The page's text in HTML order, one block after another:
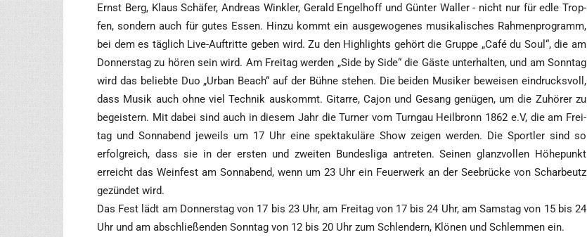
Ernst Berg, Klaus Schä­fer, Andre­as Wink­ler, Gerald Engel­hoff und Gün­ter Wal­ler - nicht nur für edle Trop­
fen, son­dern auch für gutes Essen. Hin­zu kommt ein aus­ge­wo­ge­nes musi­ka­li­sches Rah­men­pro­gramm,
bei dem es täg­lich Live-Auf­trit­te geben wird. Zu den High­lights gehört die Grup­pe „Café du Soul“, die am
Don­ners­tag zu hören sein wird. Am Frei­tag wer­den „Side by Side“ die Gäs­te unter­hal­ten, und am Sonn­tag
wird das belieb­te Duo „Urban Beach“ auf der Büh­ne ste­hen. Die bei­den Musi­ker bewei­sen ein­drucks­voll,
dass Musik auch ohne viel Tech­nik aus­kommt. Gitar­re, Cajon und Gesang genü­gen, um die Zuhö­rer zu
begeis­tern. Mit dabei sind auch in die­sem Jahr die Tur­ner vom Turn­gau Heil­bronn 1862 e.V, die am Frei­
tag und Sonn­abend jeweils um 17 Uhr eine spek­ta­ku­lä­re Show zei­gen wer­den. Die Sport­ler sind so
erfolg­reich, dass sie in der ers­ten und zwei­ten Bun­des­li­ga antre­ten. Sei­nen glanz­vol­len Höhe­punkt
erreicht das Wein­fest am Sonn­abend, wenn um 23 Uhr ein Feu­er­werk an der See­brü­cke von Schar­beutz
gezün­det wird.
Das Fest lädt am Don­ners­tag von 17 bis 23 Uhr, am Frei­tag von 17 bis 24 Uhr, am Sams­tag von 15 bis 24
Uhr und am abschlie­ßen­den Sonn­tag von 12 bis 20 Uhr zum Schlen­dern, Klö­nen und Schlem­men ein.